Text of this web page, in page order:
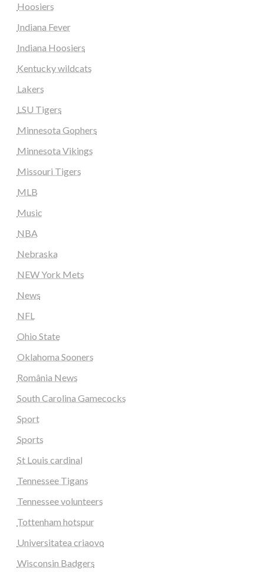
Hoosiers
Indiana Fever
Indiana Hoosiers
Kentucky wildcats
Lakers
LSU Tigers
Minnesota Gophers
Minnesota Vikings
Missouri Tigers
MLB
Music
NBA
Nebraska
NEW York Mets
News
NFL
Ohio State
Oklahoma Sooners
România News
South Carolina Gamecocks
Sport
Sports
St Louis cardinal
Tennessee Tigans
Tennessee volunteers
Tottenham hotspur
Universitatea criaovo
Wisconsin Badgers